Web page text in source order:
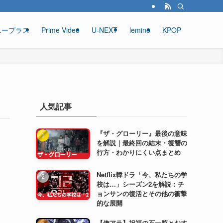
プラス Prime Video U-NEXT lemino KPOP
人気記事
『ザ・グローリー』最後の意味
を解説｜最終回の結末・復讐の
行方・わかりにくい点まとめ
Netflix韓ドラ「今、私たちの学
校は…」シーズン2を解説：チ
ョンサンの復活とその他の衝撃
的な展開